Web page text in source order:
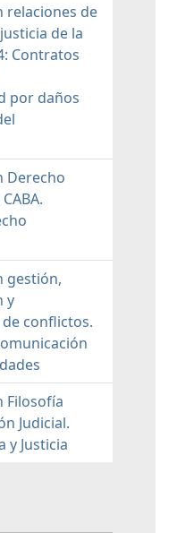
relaciones de
de la
Contratos
por daños
Derecho
gestión,
y
conflictos.
Filosofía
Judicial.
y Justicia